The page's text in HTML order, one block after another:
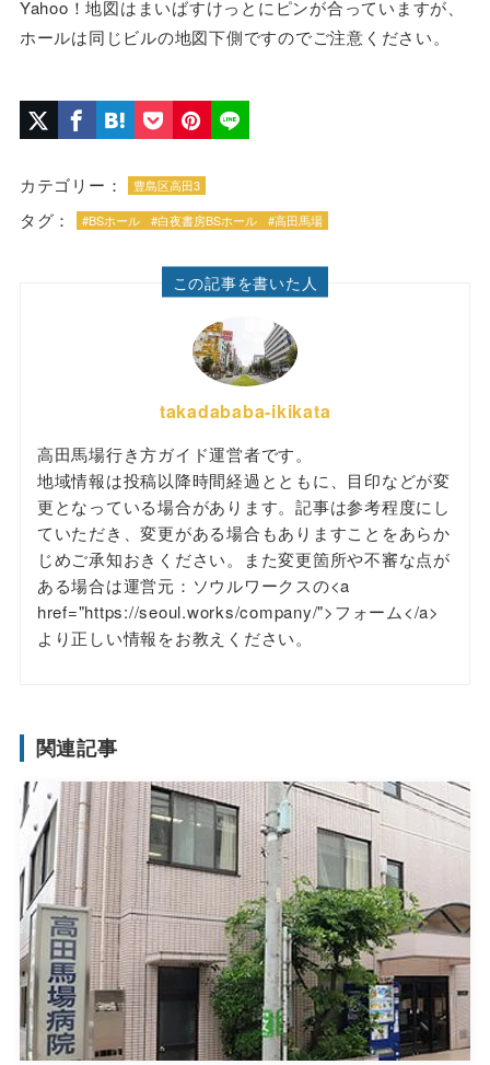
Yahoo！地図はまいばすけっとにピンが合っていますが、
ホールは同じビルの地図下側ですのでご注意ください。
カテゴリー： 豊島区高田3
タグ： #BSホール #白夜書房BSホール #高田馬場
この記事を書いた人
takadababa-ikikata
高田馬場行き方ガイド運営者です。
地域情報は投稿以降時間経過とともに、目印などが変
更となっている場合があります。記事は参考程度にし
ていただき、変更がある場合もありますことをあらか
じめご承知おきください。また変更箇所や不審な点が
ある場合は運営元：ソウルワークスの<a
href="https://seoul.works/company/">フォーム</a>
より正しい情報をお教えください。
関連記事